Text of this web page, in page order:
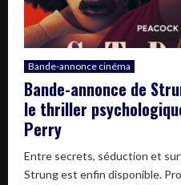
Bande-annonce cinéma
Bande-annonce de
le thriller
Perry
Entre secrets, séduction et
Strung est enfin disponible.